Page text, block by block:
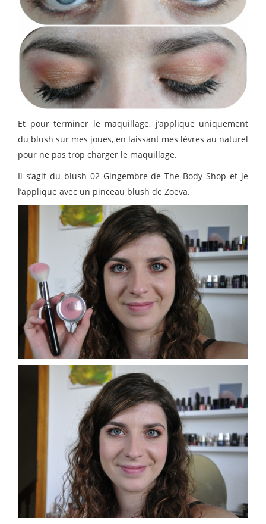
Et pour terminer le maquillage, j’applique uniquement
du blush sur mes joues, en laissant mes lèvres au naturel
pour ne pas trop charger le maquillage.
Il s’agit du blush 02 Gingembre de The Body Shop et je
l’applique avec un pinceau blush de Zoeva.